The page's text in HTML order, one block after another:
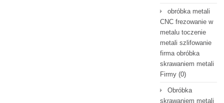
obróbka metali
CNC frezowanie w
metalu toczenie
metali szlifowanie
firma obróbka
skrawaniem metali
Firmy (0)
Obróbka
skrawaniem metali